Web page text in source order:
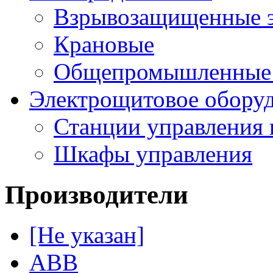
Взрывозащищенные
Крановые
Общепромышленные
Электрощитовое
Станции управления
Шкафы управления
Производители
[Не указан]
ABB